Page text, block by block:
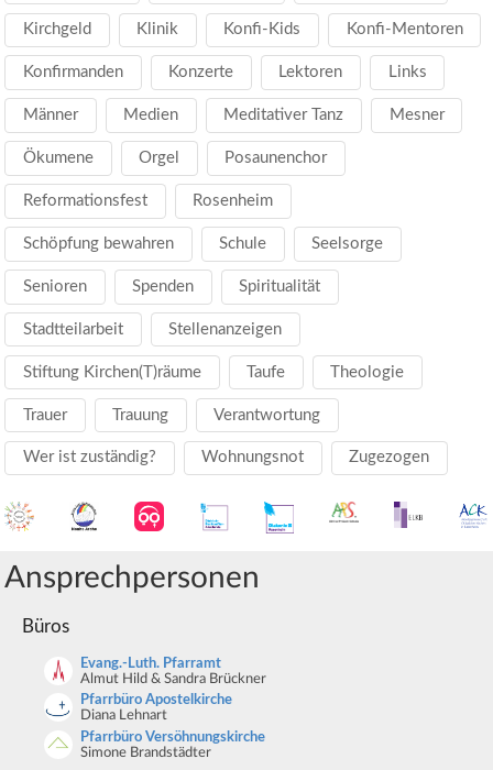
Kirchgeld Klinik Konfi-Kids Konfi-Mentoren
Konfirmanden Konzerte Lektoren Links
Männer Medien Meditativer Tanz Mesner
Ökumene Orgel Posaunenchor
Reformationsfest Rosenheim
Schöpfung bewahren Schule Seelsorge
Senioren Spenden Spiritualität
Stadtteilarbeit Stellenanzeigen
Stiftung Kirchen(T)räume Taufe Theologie
Trauer Trauung Verantwortung
Wer ist zuständig? Wohnungsnot Zugezogen
Ansprechpersonen
Büros
Evang.-Luth. Pfarramt
Almut Hild & Sandra Brückner
Pfarrbüro Apostelkirche
Diana Lehnart
Pfarrbüro Versöhnungskirche
Simone Brandstädter